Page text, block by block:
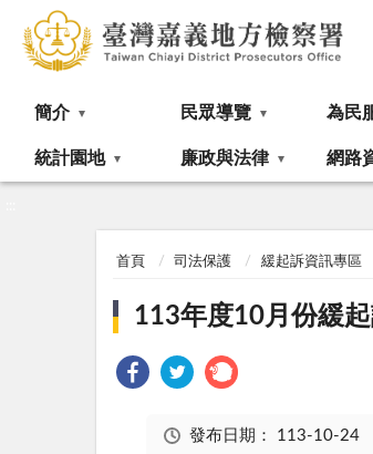
簡介 民眾導覽 為民
統計園地 廉政與法律 網路
首頁 司法保護 緩起訴資訊專區
113年度10月份緩
發布日期： 113-10-24